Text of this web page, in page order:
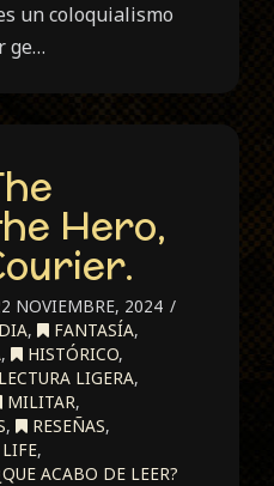
un coloquialismo
ge…
Hero,
NOVIEMBRE, 2024
, FANTASÍA,
, HISTÓRICO,
LECTURA LIGERA,
MILITAR,
, RESEÑAS,
,
ACABO DE LEER?